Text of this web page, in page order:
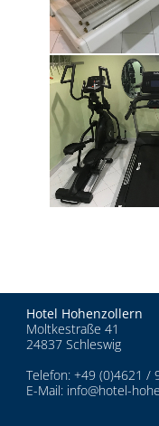
Hotel Hohenzollern
Moltkestraße 41
24837 Schleswig
Telefon: +49 (0)4621 /
E-Mail: info@hotel-